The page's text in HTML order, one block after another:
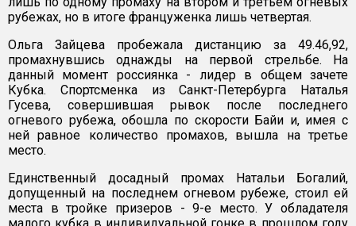
рубежах, но в итоге француженка лишь четвертая.
Ольга Зайцева пробежала дистанцию за 49.46,92,
промахнувшись однажды на первой стрельбе. На
данный момент россиянка - лидер в общем зачете
Кубка. Спортсменка из Санкт-Петербурга Наталья
Гусева, совершившая рывок после последнего
огневого рубежа, обошла по скорости Байи и, имея с
ней равное количество промахов, вышла на третье
место.
Единственный досадный промах Натальи Богалий,
допущенный на последнем огневом рубеже, стоил ей
места в тройке призеров - 9-е место. У обладателя
малого кубка в индивидуальной гонке в прошлом году